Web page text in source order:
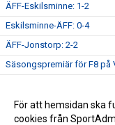
ÄFF-Eskilsminne: 1-2
Eskilsminne-ÄFF: 0-4
ÄFF-Jonstorp: 2-2
Säsongspremiär för F8 på
Inställd Träning - Lördag
Premiärmatch för F9:
För att hemsidan ska
cookies från